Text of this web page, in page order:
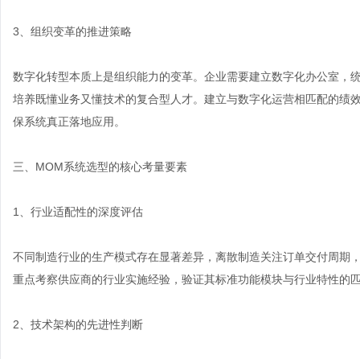
3、组织变革的推进策略
数字化转型本质上是组织能力的变革。企业需要建立数字化办公室，
培养既懂业务又懂技术的复合型人才。建立与数字化运营相匹配的绩
保系统真正落地应用。
三、MOM系统选型的核心考量要素
1、行业适配性的深度评估
不同制造行业的生产模式存在显著差异，离散制造关注订单交付周期
重点考察供应商的行业实施经验，验证其标准功能模块与行业特性的
2、技术架构的先进性判断